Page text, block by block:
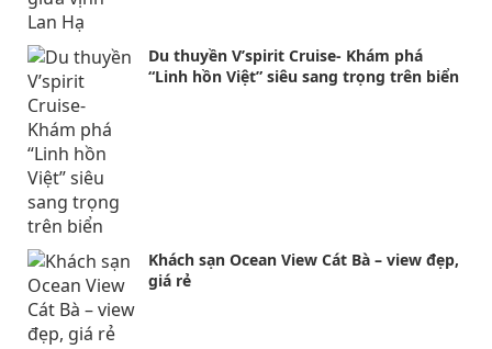
Du thuyền V’spirit Cruise- Khám phá
“Linh hồn Việt” siêu sang trọng trên biển
Khách sạn Ocean View Cát Bà – view đẹp,
giá rẻ